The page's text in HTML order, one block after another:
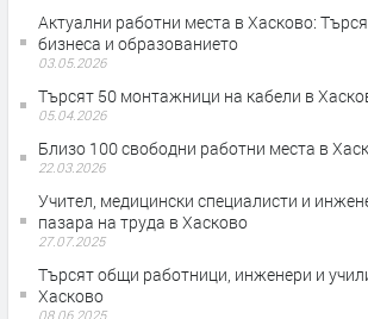
Актуални работни места в Хасково:
бизнеса и образованието
03.05.2026
Търсят 50 монтажници на кабели в
05.04.2026
Близо 100 свободни работни места в
22.03.2026
Учител, медицински специалисти и
пазара на труда в Хасково
27.07.2025
Търсят общи работници, инженери и
Хасково
08.06.2025